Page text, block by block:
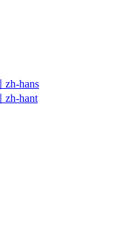
zh-hans
zh-hant